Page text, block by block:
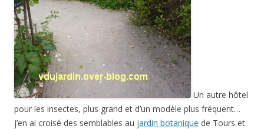
Un autre hôtel
pour les insectes, plus grand et d’un modèle plus fréquent…
j’en ai croisé des semblables au jardin botanique de Tours et